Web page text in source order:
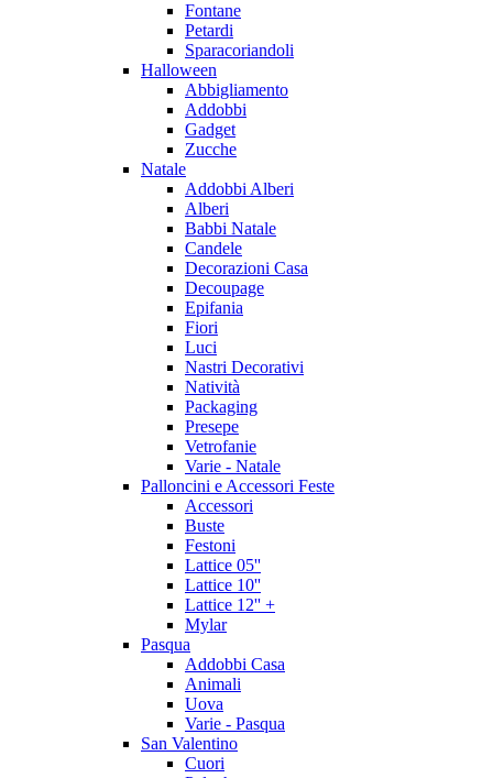
Fontane
Petardi
Sparacoriandoli
Halloween
Abbigliamento
Addobbi
Gadget
Zucche
Natale
Addobbi Alberi
Alberi
Babbi Natale
Candele
Decorazioni Casa
Decoupage
Epifania
Fiori
Luci
Nastri Decorativi
Natività
Packaging
Presepe
Vetrofanie
Varie - Natale
Palloncini e Accessori Feste
Accessori
Buste
Festoni
Lattice 05''
Lattice 10''
Lattice 12'' +
Mylar
Pasqua
Addobbi Casa
Animali
Uova
Varie - Pasqua
San Valentino
Cuori